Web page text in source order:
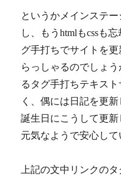
というかメインステー
し、もうhtmlもcssも
グ手打ちでサイトを
らっしゃるのでしょ
るタグ手打ちテキス
く、偶には日記を更
誕生日にこうして更
元気なようで安心して
上記の文中リンクの